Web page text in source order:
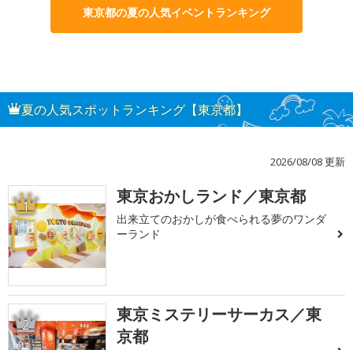
東京都の夏の人気イベントランキング
夏の人気スポットランキング【東京都】
2026/08/08 更新
1 東京おかしランド／東京都
出来立てのおかしが食べられる夢のワンダ
ーランド
2
東京ミステリーサーカス／東
京都